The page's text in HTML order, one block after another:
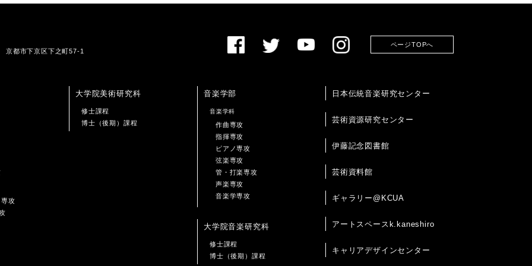
都市下京区下之町57-1
ページTOPへ
攻
大学院美術研究科
修士課程
博士（後期）課程
音楽学部
音楽学科
作曲専攻
指揮専攻
ピアノ専攻
弦楽専攻
管・打楽専攻
声楽専攻
音楽学専攻
大学院音楽研究科
修士課程
博士（後期）課程
日本伝統音楽研究センター
芸術資源研究センター
伊藤記念図書館
芸術資料館
ギャラリー@KCUA
アートスペースk.kaneshiro
キャリアデザインセンター